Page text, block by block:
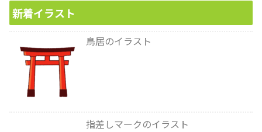
新着イラスト
鳥居のイラスト
指差しマークのイラスト